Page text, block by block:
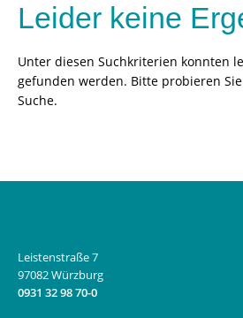
Leider keine
Unter diesen Suchkriterien konnten
gefunden werden. Bitte probieren
Suche.
Leistenstraße 7
97082 Würzburg
0931 32 98 70-0